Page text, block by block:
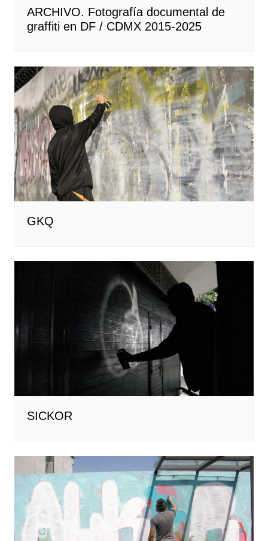
ARCHIVO. Fotografía documental de
graffiti en DF / CDMX 2015-2025
GKQ
SICKOR